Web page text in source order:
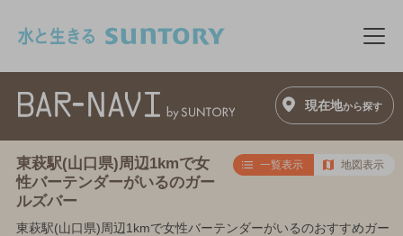
メ
現在地から探す
東萩駅(山口県)周辺1kmで女
性バーテンダーがいるのガー
ルズバー
一覧表示 地図表示
東萩駅(山口県)周辺1kmで女性バーテンダーがいるのおすすめガー